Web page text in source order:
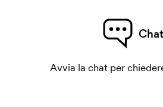
Chat
Avvia la chat per